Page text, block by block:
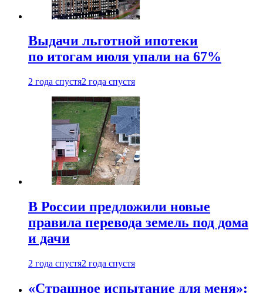
Выдачи льготной ипотеки
по итогам июля упали на 67%
2 года спустя2 года спустя
В России предложили новые
правила перевода земель под дома
и дачи
2 года спустя2 года спустя
«Страшное испытание для меня»: